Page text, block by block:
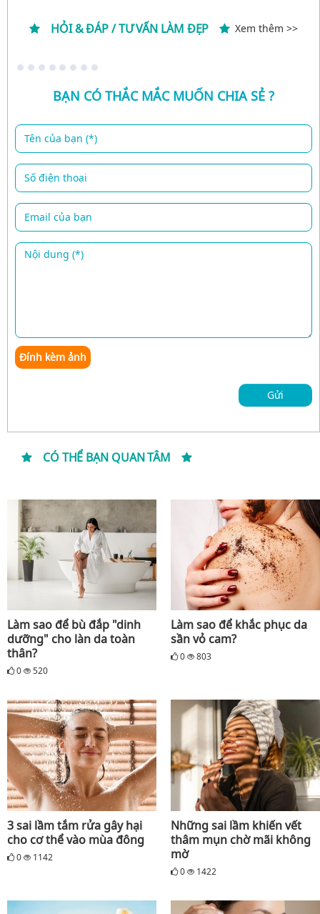
HỎI & ĐÁP / TƯ VẤN LÀM ĐẸP Xem thêm >>
BẠN CÓ THẮC MẮC MUỐN CHIA SẺ ?
Đính kèm ảnh
Gửi
CÓ THỂ BẠN QUAN TÂM
Làm sao để bù đắp "dinh
dưỡng" cho làn da toàn
thân?
0 520
Làm sao để khắc phục da
sần vỏ cam?
0 803
3 sai lầm tắm rửa gây hại
cho cơ thể vào mùa đông
0 1142
Những sai lầm khiến vết
thâm mụn chờ mãi không
mờ
0 1422